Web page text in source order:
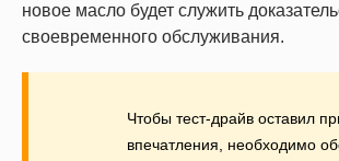
новое масло будет служить
своевременного обслуживания.
Чтобы тест-драйв оставил
впечатления, необходимо